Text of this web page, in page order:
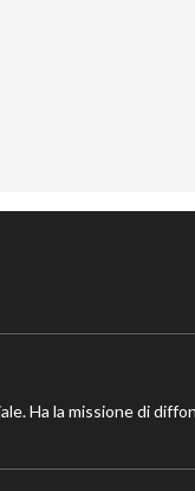
Ha la missione di